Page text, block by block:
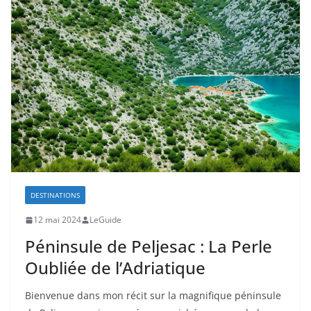
DESTINATIONS
12 mai 2024 LeGuide
Péninsule de Peljesac : La Perle
Oubliée de l’Adriatique
Bienvenue dans mon récit sur la magnifique péninsule